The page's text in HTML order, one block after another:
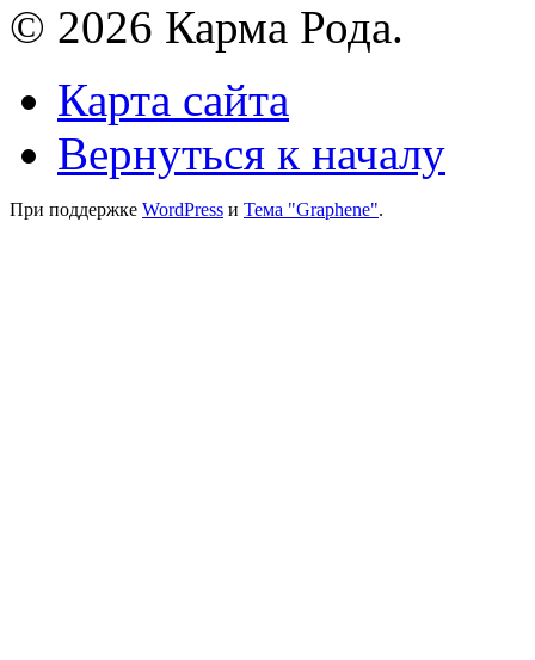
© 2026 Карма Рода.
Карта сайта
Вернуться к началу
При поддержке WordPress и Тема "Graphene".